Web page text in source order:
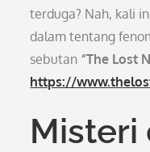
terduga? Nah, kali
dalam tentang
sebutan “The Lost
https://
Misteri